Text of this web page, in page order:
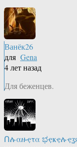
Ванёк26
для Gena
4 лет назад
Для беженцев.
Ոሉαዙҿτα